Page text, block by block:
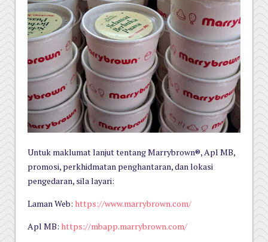
Untuk maklumat lanjut tentang Marrybrown®, Apl MB,
promosi, perkhidmatan penghantaran, dan lokasi
pengedaran, sila layari:
Laman Web: https://www.marrybrown.com/
Apl MB: https://mbapp.marrybrown.com/